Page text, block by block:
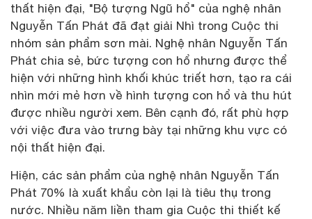
thất hiện đại, "Bộ tượng Ngũ hổ" của nghệ nhân
Nguyễn Tấn Phát đã đạt giải Nhì trong Cuộc thi
nhóm sản phẩm sơn mài. Nghệ nhân Nguyễn Tấn
Phát chia sẻ, bức tượng con hổ nhưng được thể
hiện với những hình khối khúc triết hơn, tạo ra cái
nhìn mới mẻ hơn về hình tượng con hổ và thu hút
được nhiều người xem. Bên cạnh đó, rất phù hợp
với việc đưa vào trưng bày tại những khu vực có
nội thất hiện đại.
Hiện, các sản phẩm của nghệ nhân Nguyễn Tấn
Phát 70% là xuất khẩu còn lại là tiêu thụ trong
nước. Nhiều năm liền tham gia Cuộc thi thiết kế